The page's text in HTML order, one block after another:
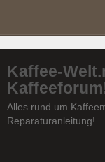
Kaffee-
Alles rund um
Reparaturanleitung!